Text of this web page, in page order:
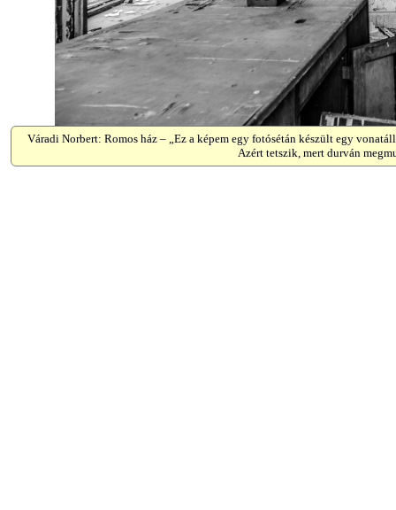
Váradi Norbert: Romos ház – „Ez a képem egy fotósétán készült egy
Azért tetszik, mert durván